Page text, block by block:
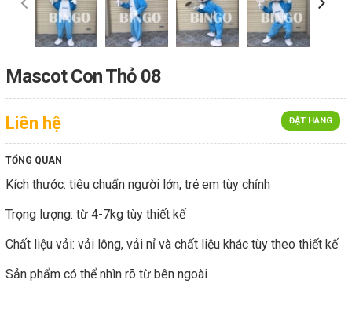
Mascot Con Thỏ 08
ĐẶT HÀNG
Liên hệ
TỔNG QUAN
Kích thước: tiêu chuẩn người lớn, trẻ em tùy chỉnh
Trọng lượng: từ 4-7kg tùy thiết kế
Chất liệu vải: vải lông, vải nỉ và chất liệu khác tùy theo thiết kế
Sản phẩm có thể nhìn rõ từ bên ngoài